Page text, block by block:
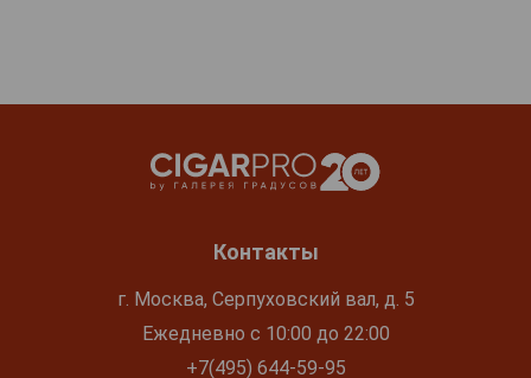
Контакты
г. Москва, Серпуховский вал, д. 5
Ежедневно с 10:00 до 22:00
+7(495) 644-59-95